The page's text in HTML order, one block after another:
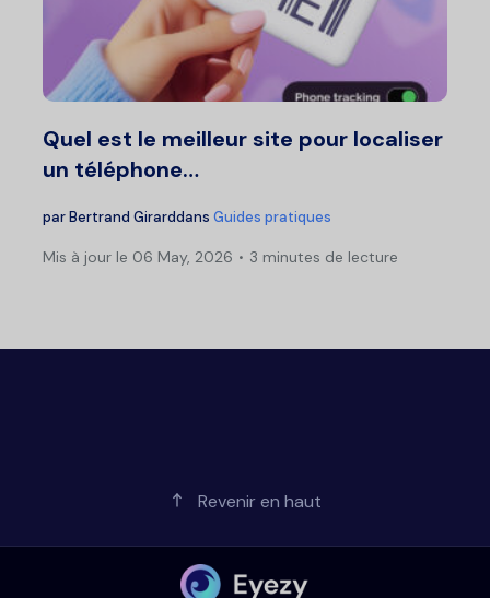
Quel est le meilleur site pour localiser
un téléphone…
parBertrand Girarddans Guides pratiques
Mis à jour le 06 May, 2026 3 minutes de lecture
Revenir en haut